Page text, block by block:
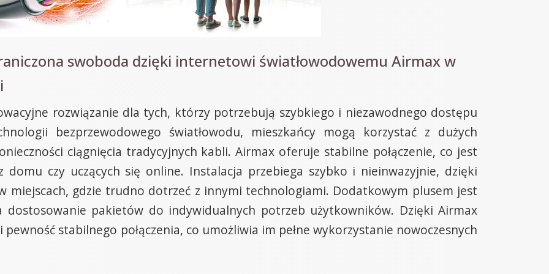
swoboda dzięki internetowi światłowodowemu Airmax w
rozwiązanie dla tych, którzy potrzebują szybkiego i niezawodnego dostępu
bezprzewodowego światłowodu, mieszkańcy mogą korzystać z dużych
ciągnięcia tradycyjnych kabli. Airmax oferuje stabilne połączenie, co jest
czy uczących się online. Instalacja przebiega szybko i nieinwazyjnie, dzięki
miejscach, gdzie trudno dotrzeć z innymi technologiami. Dodatkowym plusem jest
dostosowanie pakietów do indywidualnych potrzeb użytkowników. Dzięki Airmax
stabilnego połączenia, co umożliwia im pełne wykorzystanie nowoczesnych